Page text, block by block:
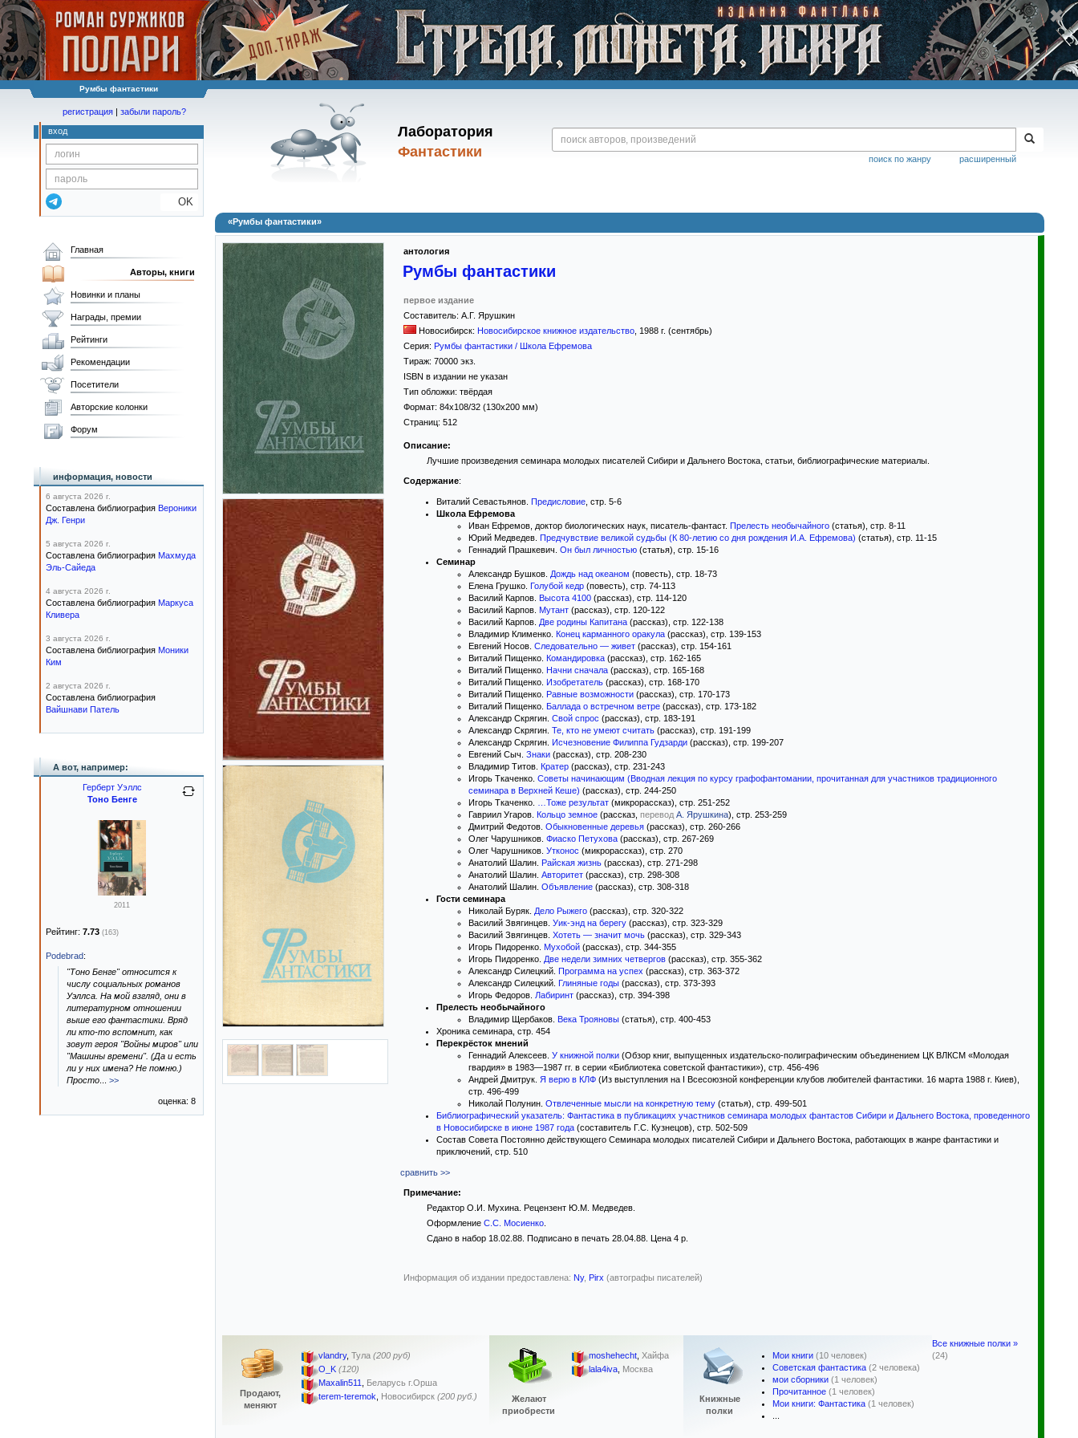
Румбы фантастики
Лаборатория
Фантастики
расширенный
поиск по жанру
регистрация | забыли пароль?
вход
OK
«Румбы фантастики»
антология
Румбы фантастики
первое издание
Составитель: А.Г. Ярушкин
Новосибирск: Новосибирское книжное издательство 1988 г. (сентябрь)
Серия: Румбы фантастики / Школа Ефремова
Тираж: 70000 экз.
ISBN в издании не указан
Тип обложки: твёрдая
Формат: 84x108/32 (130x200 мм)
Страниц: 512
Описание:
Лучшие произведения семинара молодых писателей Сибири и Дальнего Востока, статьи, библиографические материалы.
Содержание:
Виталий Севастьянов. Предисловие , стр. 5-6
Школа Ефремова
Иван Ефремов, доктор биологических наук, писатель-фантаст. Прелесть необычайного (статья), стр. 8-11
Юрий Медведев. Предчувствие великой судьбы (К 80-летию со дня рождения И.А. Ефремова) (статья), стр. 11-15
Геннадий Прашкевич. Он был личностью (статья), стр. 15-16
Семинар
Александр Бушков. Дождь над океаном (повесть), стр. 18-73
Елена Грушко. Голубой кедр (повесть), стр. 74-113
Василий Карпов. Высота 4100 (рассказ), стр. 114-120
Василий Карпов. Мутант (рассказ), стр. 120-122
Василий Карпов. Две родины Капитана (рассказ), стр. 122-138
Владимир Клименко. Конец карманного оракула (рассказ), стр. 139-153
Евгений Носов. Следовательно — живет (рассказ), стр. 154-161
Виталий Пищенко. Командировка (рассказ), стр. 162-165
Виталий Пищенко. Начни сначала (рассказ), стр. 165-168
Виталий Пищенко. Изобретатель (рассказ), стр. 168-170
Виталий Пищенко. Равные возможности (рассказ), стр. 170-173
Виталий Пищенко. Баллада о встречном ветре (рассказ), стр. 173-182
Александр Скрягин. Свой спрос (рассказ), стр. 183-191
Александр Скрягин. Те, кто не умеют считать (рассказ), стр. 191-199
Александр Скрягин. Исчезновение Филиппа Гудзарди (рассказ), стр. 199-207
Евгений Сыч. Знаки (рассказ), стр. 208-230
Владимир Титов. Кратер (рассказ), стр. 231-243
Игорь Ткаченко. Советы начинающим (Вводная лекция по курсу графофантомании, прочитанная для участников традиционного
семинара в Верхней Кеше) (рассказ), стр. 244-250
Игорь Ткаченко.
…Тоже результат (микрорассказ), стр. 251-252
Гавриил Угаров. Кольцо земное (рассказ, перевод А. Ярушкина), стр. 253-259
Дмитрий Федотов. Обыкновенные деревья (рассказ), стр. 260-266
Олег Чарушников. Фиаско Петухова (рассказ), стр. 267-269
Олег Чарушников. Утконос (микрорассказ), стр. 270
Анатолий Шалин. Райская жизнь (рассказ), стр. 271-298
Анатолий Шалин. Авторитет (рассказ), стр. 298-308
Анатолий Шалин. Объявление (рассказ), стр. 308-318
Гости семинара
Николай Буряк. Дело Рыжего (рассказ), стр. 320-322
Василий Звягинцев. Уик-энд на берегу (рассказ), стр. 323-329
Василий Звягинцев. Хотеть — значит мочь (рассказ), стр. 329-343
Игорь Пидоренко. Мухобой (рассказ), стр. 344-355
Игорь Пидоренко. Две недели зимних четвергов (рассказ), стр. 355-362
Александр Силецкий. Программа на успех (рассказ), стр. 363-372
Александр Силецкий. Глиняные годы (рассказ), стр. 373-393
Игорь Федоров. Лабиринт (рассказ), стр. 394-398
Прелесть необычайного
Владимир Щербаков. Века Трояновы (статья), стр. 400-453
Хроника семинара, стр. 454
Перекрёсток мнений
Геннадий Алексеев. У книжной полки (Обзор книг, выпущенных издательско-полиграфическим объединением ЦК ВЛКСМ «Молодая
гвардия» в 1983—1987 гг. в серии «Библиотека советской фантастики»), стр. 456-496
Андрей Дмитрук. Я верю в КЛФ (Из выступления на I Всесоюзной конференции клубов любителей фантастики. 16 марта 1988 г. Киев),
стр. 496-499
Николай Полунин. Отвлеченные мысли на конкретную тему (статья), стр. 499-501
Библиографический указатель: Фантастика в публикациях участников семинара молодых фантастов Сибири и Дальнего Востока, проведенного
в Новосибирске в июне 1987 года (составитель Г.С. Кузнецов), стр. 502-509
Состав Совета Постоянно действующего Семинара молодых писателей Сибири и Дальнего Востока, работающих в жанре фантастики и
приключений, стр. 510
сравнить >>
Примечание:
Редактор О.И. Мухина. Рецензент Ю.М. Медведев.
Оформление С.С. Мосиенко.
Сдано в набор 18.02.88. Подписано в печать 28.04.88. Цена 4 р.
Информация об издании предоставлена: Ny, Pirx (автографы писателей)
Продают,
меняют
vlandry, Тула (200 руб)
O_K (120)
Maxalin511, Беларусь г.Орша
terem-teremok, Новосибирск (200 руб.)
Желают
приобрести
moshehecht, Хайфа
lala4iva, Москва
Книжные
полки
Мои книги (10 человек)
Советская фантастика (2 человека)
мои сборники (1 человек)
Прочитанное (1 человек)
Мои книги: Фантастика (1 человек)
Все книжные полки »
(24)
Главная
Авторы, книги
Новинки и планы
Награды, премии
Рейтинги
Рекомендации
Посетители
Авторские колонки
Форум
информация, новости
6 августа 2026 г.
Составлена библиография Вероники
Дж. Генри
5 августа 2026 г.
Составлена библиография Махмуда
Эль-Сайеда
4 августа 2026 г.
Составлена библиография Маркуса
Кливера
3 августа 2026 г.
Составлена библиография Моники
Ким
2 августа 2026 г.
Составлена библиография
Вайшнави Патель
А вот, например:
Герберт Уэллс
Тоно Бенге
2011
Рейтинг: 7.73 (163)
Podebrad:
"Тоно Бенге" относится к
числу социальных романов
Уэллса. На мой взгляд, они в
литературном отношении
выше его фантастики. Вряд
ли кто-то вспомнит, как
зовут героя "Войны миров" или
"Машины времени". (Да и есть
ли у них имена? Не помню.)
Просто
>>
оценка: 8